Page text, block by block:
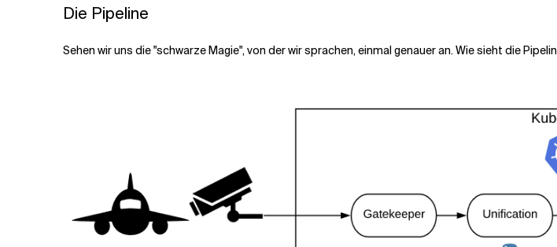
Die Pipeline
Sehen wir uns die "schwarze Magie", von der wir sprachen, einmal genauer an. Wie sieht die